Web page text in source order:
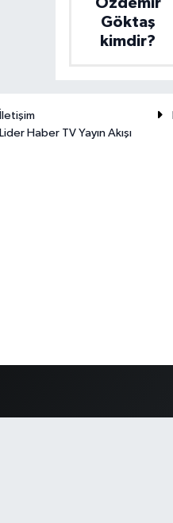
Göktaş
kimdir?
İletişim
Lider Haber TV Yayın Akışı